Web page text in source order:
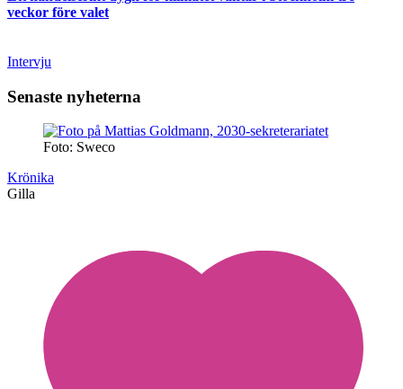
veckor före valet
Intervju
Senaste nyheterna
Foto: Sweco
Krönika
Gilla